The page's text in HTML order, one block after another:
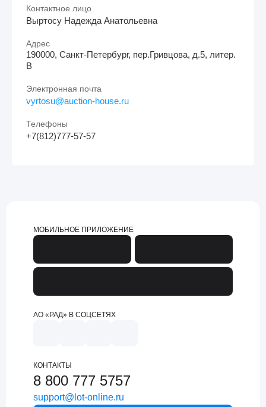
Контактное лицо
Выртосу Надежда Анатольевна
Адрес
190000, Санкт-Петербург, пер.Гривцова, д.5, литер.
В
Электронная почта
vyrtosu@auction-house.ru
Телефоны
+7(812)777-57-57
МОБИЛЬНОЕ ПРИЛОЖЕНИЕ
АО «РАД» В СОЦСЕТЯХ
КОНТАКТЫ
8 800 777 5757
support@lot-online.ru